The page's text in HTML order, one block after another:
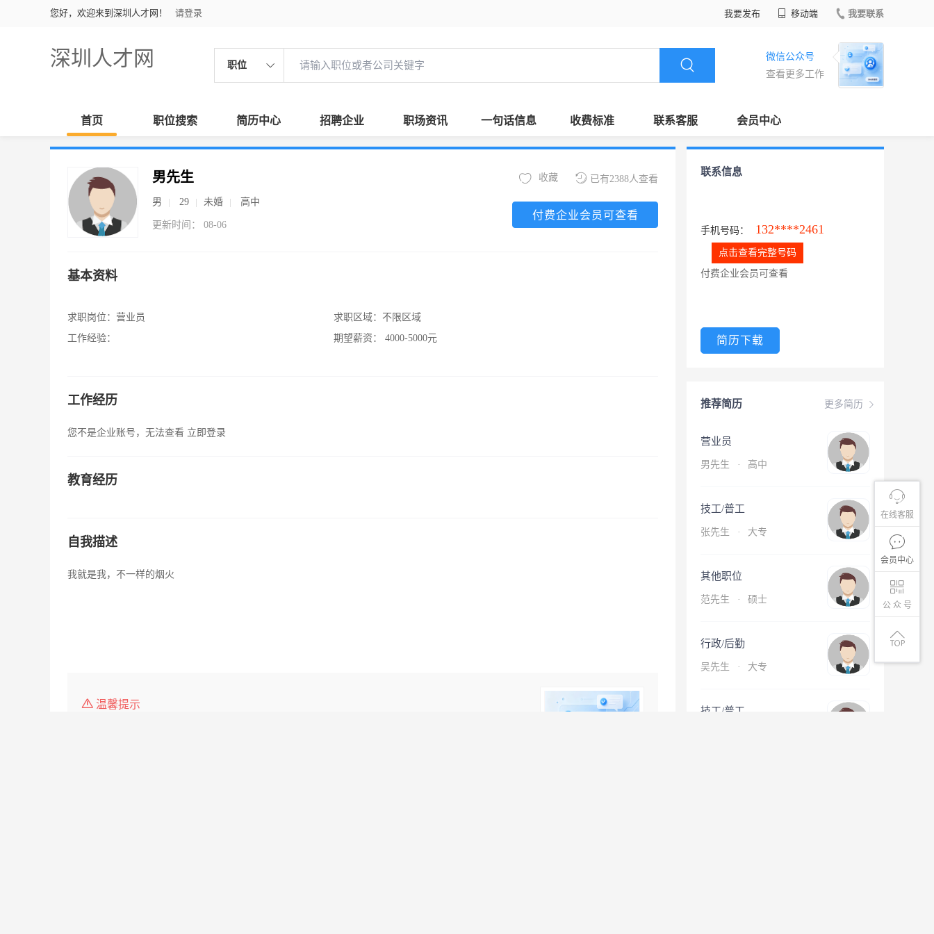
您好，欢迎来到深圳人才网！ 请登录 我要发布 移动端 我要联系
深圳人才网 职位
微信公众号
查看更多工作
首页 职位搜索 简历中心 招聘企业 职场资讯 一句话信息 收费标准 联系客服 会员中心
在线客服
会员中心
公 众 号
男先生
男 29 未婚 高中
更新时间： 08-06
已有2388人查看
收藏
付费企业会员可查看
基本资料
求职岗位： 营业员
工作经验：
求职区域： 不限区域
期望薪资：
4000-5000元
工作经历
您不是企业账号，无法查看 立即登录
教育经历
自我描述
我就是我，不一样的烟火
温馨提示
联系信息
手机号码： 132****2461
点击查看完整号码
付费企业会员可查看
简历下载
更多简历
推荐简历
营业员
男先生 · 高中
技工/普工
张先生 · 大专
其他职位
范先生 · 硕士
行政/后勤
吴先生 · 大专
技工/普工